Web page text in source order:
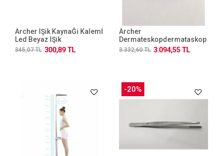
Archer IŞik KaynaĞi Kalemİ
Led Beyaz IŞik
300,89 TL
345,07 TL
Archer
Dermateskopdermataskop
Set
3.094,55 TL
3.332,60 TL
-20%